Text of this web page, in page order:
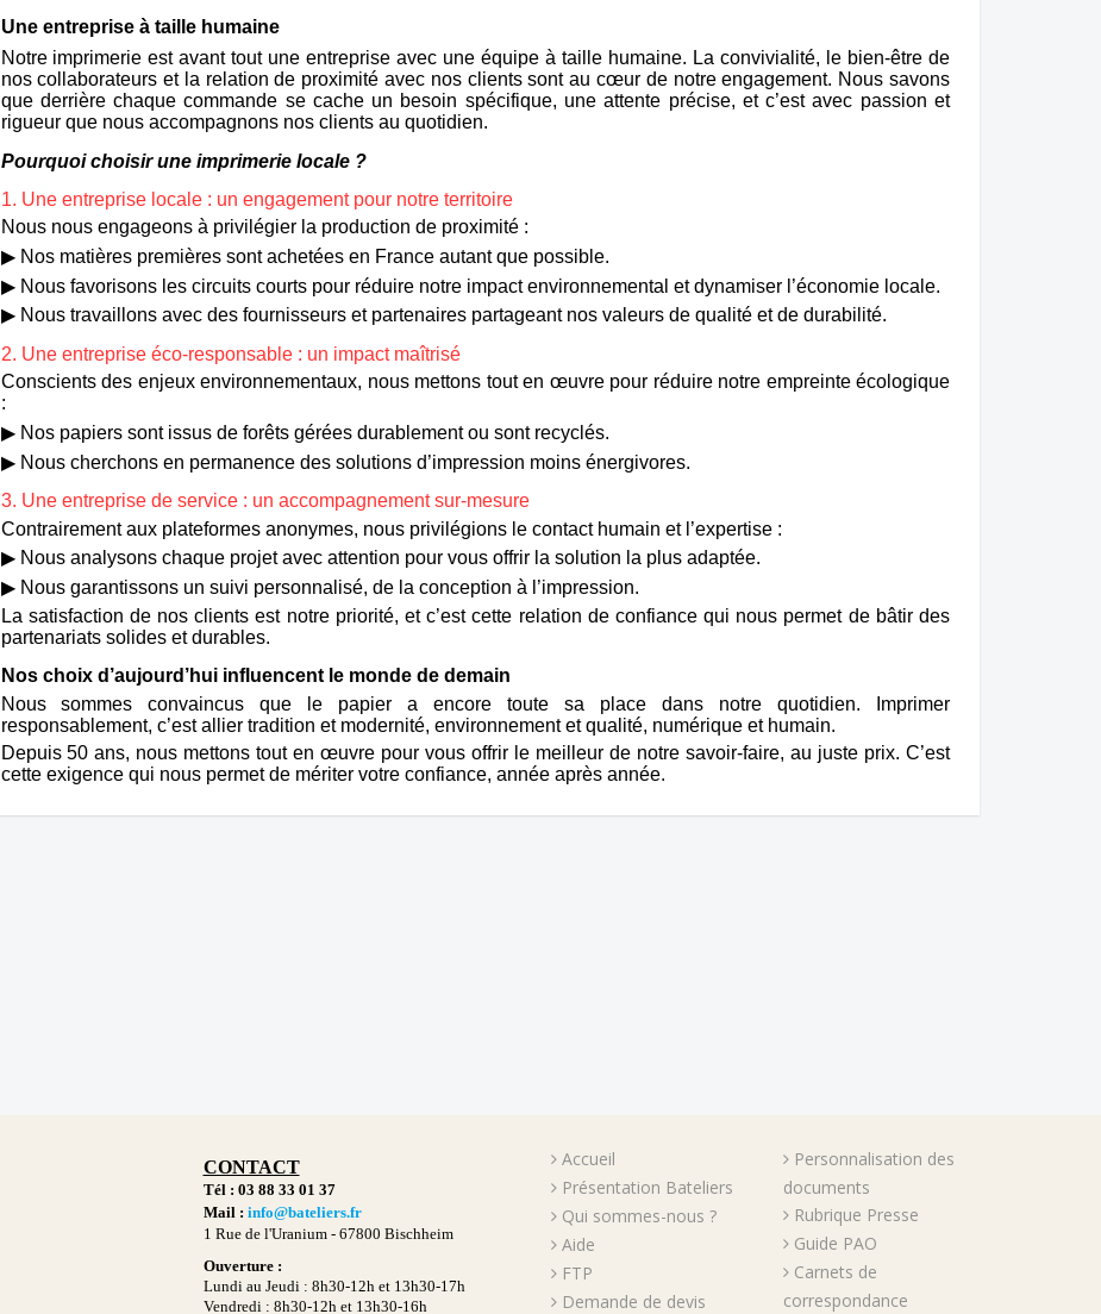
Une entreprise à taille humaine
Notre imprimerie est avant tout une entreprise avec une équipe à taille humaine. La convivialité, le bien-être de
nos collaborateurs et la relation de proximité avec nos clients sont au cœur de notre engagement. Nous savons
que derrière chaque commande se cache un besoin spécifique, une attente précise, et c’est avec passion et
rigueur que nous accompagnons nos clients au quotidien.
Pourquoi choisir une imprimerie locale ?
1. Une entreprise locale : un engagement pour notre territoire
Nous nous engageons à privilégier la production de proximité :
▶ Nos matières premières sont achetées en France autant que possible.
▶ Nous favorisons les circuits courts pour réduire notre impact environnemental et dynamiser l’économie locale.
▶ Nous travaillons avec des fournisseurs et partenaires partageant nos valeurs de qualité et de durabilité.
2. Une entreprise éco-responsable : un impact maîtrisé
Conscients des enjeux environnementaux, nous mettons tout en œuvre pour réduire notre empreinte écologique
:
▶ Nos papiers sont issus de forêts gérées durablement ou sont recyclés.
▶ Nous cherchons en permanence des solutions d’impression moins énergivores.
3. Une entreprise de service : un accompagnement sur-mesure
Contrairement aux plateformes anonymes, nous privilégions le contact humain et l’expertise :
▶ Nous analysons chaque projet avec attention pour vous offrir la solution la plus adaptée.
▶ Nous garantissons un suivi personnalisé, de la conception à l’impression.
La satisfaction de nos clients est notre priorité, et c’est cette relation de confiance qui nous permet de bâtir des
partenariats solides et durables.
Nos choix d’aujourd’hui influencent le monde de demain
Nous sommes convaincus que le papier a encore toute sa place dans notre quotidien. Imprimer
responsablement, c’est allier tradition et modernité, environnement et qualité, numérique et humain.
Depuis 50 ans, nous mettons tout en œuvre pour vous offrir le meilleur de notre savoir-faire, au juste prix. C’est
cette exigence qui nous permet de mériter votre confiance, année après année.
CONTACT
Tél : 03 88 33 01 37
Mail : info@bateliers.fr
1 Rue de l'Uranium - 67800 Bischheim
Ouverture :
Lundi au Jeudi : 8h30-12h et 13h30-17h
Vendredi : 8h30-12h et 13h30-16h
Accueil
Présentation Bateliers
Qui sommes-nous ?
Aide
FTP
Demande de devis
Personnalisation des
documents
Rubrique Presse
Guide PAO
Carnets de
correspondance